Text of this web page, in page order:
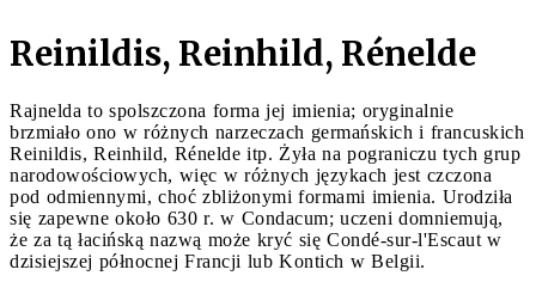
Reinildis, Reinhild, Rénelde
Rajnelda to spolszczona forma jej imienia; oryginalnie
brzmiało ono w różnych narzeczach germańskich i francuskich
Reinildis, Reinhild, Rénelde itp. Żyła na pograniczu tych grup
narodowościowych, więc w różnych językach jest czczona
pod odmiennymi, choć zbliżonymi formami imienia. Urodziła
się zapewne około 630 r. w Condacum; uczeni domniemują,
że za tą łacińską nazwą może kryć się Condé-sur-l'Escaut w
dzisiejszej północnej Francji lub Kontich w Belgii.